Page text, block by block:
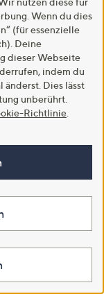
vonBewertungen
Wenn du dies
(für essenzielle
Deine
dieser Webseite
indem du
änderst. Dies lässt
unberührt.
Richtlinie